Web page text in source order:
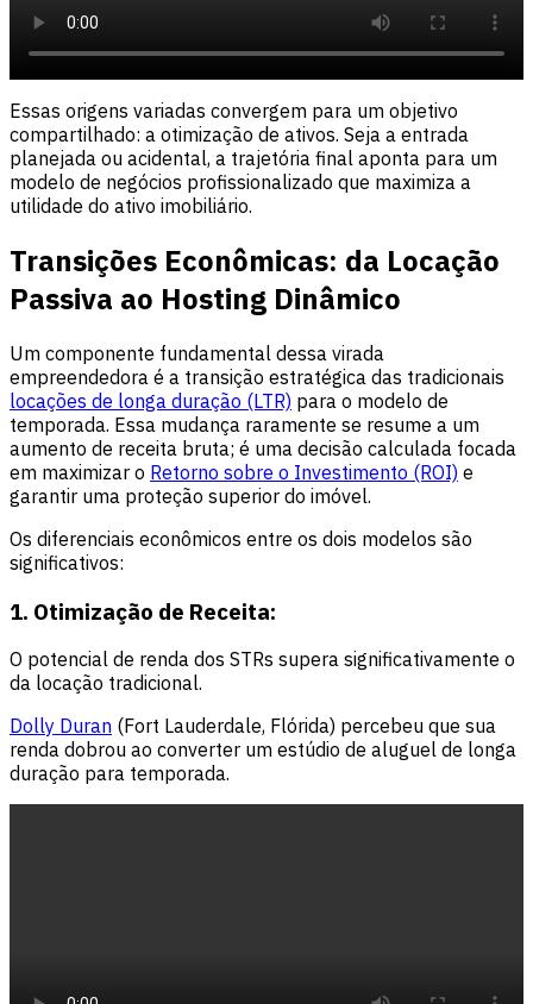
Essas origens variadas convergem para um objetivo
compartilhado: a otimização de ativos. Seja a entrada
planejada ou acidental, a trajetória final aponta para um
modelo de negócios profissionalizado que maximiza a
utilidade do ativo imobiliário.
Transições Econômicas: da Locação
Passiva ao Hosting Dinâmico
Um componente fundamental dessa virada
empreendedora é a transição estratégica das tradicionais
locações de longa duração (LTR) para o modelo de
temporada. Essa mudança raramente se resume a um
aumento de receita bruta; é uma decisão calculada focada
em maximizar o Retorno sobre o Investimento (ROI) e
garantir uma proteção superior do imóvel.
Os diferenciais econômicos entre os dois modelos são
significativos:
1. Otimização de Receita:
O potencial de renda dos STRs supera significativamente o
da locação tradicional.
Dolly Duran (Fort Lauderdale, Flórida) percebeu que sua
renda dobrou ao converter um estúdio de aluguel de longa
duração para temporada.